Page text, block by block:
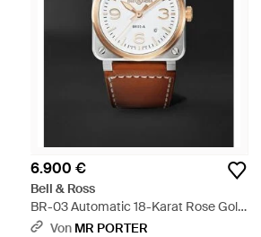
6.900 €
Bell & Ross
BR-03 Automatic 18-Karat Rose Gold
and Steel Watch - Schwarz
Von MR PORTER